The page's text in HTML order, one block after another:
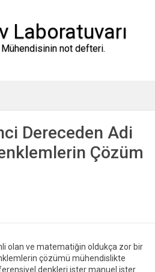
Laboratuvarı
not defteri.
Dereceden Adi
Çözüm
olan ve matematiğin oldukça zor bir
çözümü mühendislikte
denkleri ister manuel ister